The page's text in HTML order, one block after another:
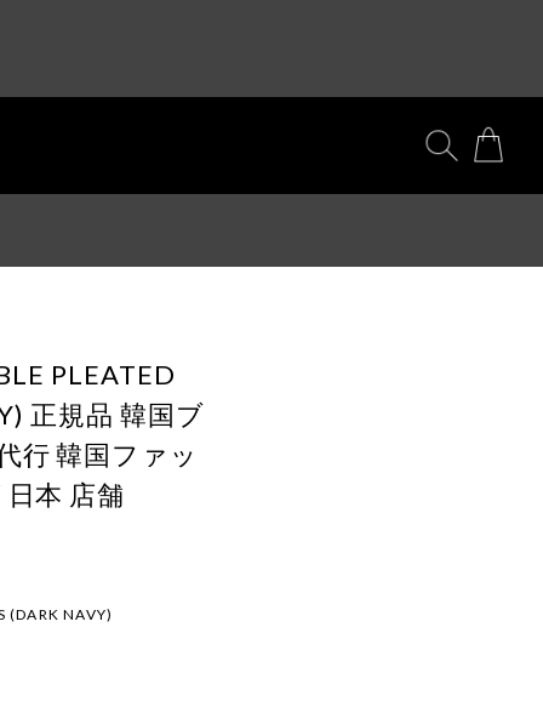
PLEATED
正規品 韓国ブ
行 韓国ファッ
本 店舗
(DARK NAVY)